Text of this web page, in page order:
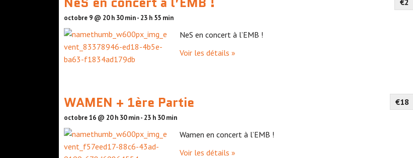
€2
octobre 9 @ 20 h 30 min- 23 h 55 min
NeS en concert à l’EMB !
Voir les détails »
€18
WAMEN + 1ère Partie
octobre 16 @ 20 h 30 min- 23 h 30 min
Wamen en concert à l’EMB !
Voir les détails »